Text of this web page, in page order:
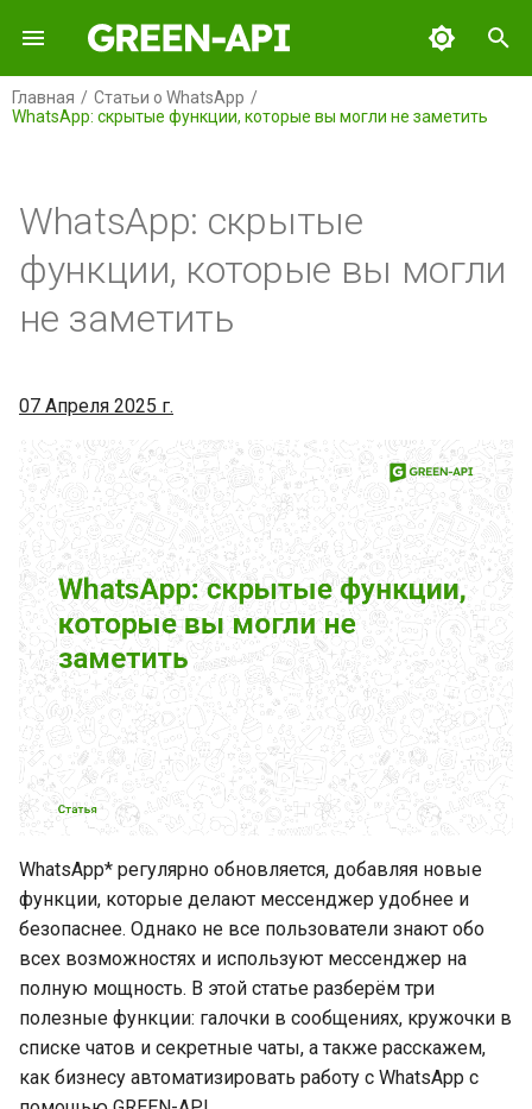
И
н
ц
л
з
и
я
п
о
и
к
Главная
Статьи о WhatsApp
WhatsApp: скрытые функции, которые вы могли не заметить
GREEN-API: WABA
GREEN-API: GPT
GREEN-API: MAX
GREEN-API: Marketing
GREEN-API: Telegram
Галочки в сообщениях: что
Кружочки в списке чатов:
что это и как включить?
Секретные чаты в
WhatsApp: что это и как
включить?
Скрытые сообщения: что
это и как они работают?
Заключение
WhatsApp: скрытые
функции, которые вы могли
не заметить
07 Апреля 2025 г.
WhatsApp* регулярно обновляется, добавляя новые
функции, которые делают мессенджер удобнее и
безопаснее. Однако не все пользователи знают обо
всех возможностях и используют мессенджер на
полную мощность. В этой статье разберём три
полезные функции: галочки в сообщениях, кружочки в
списке чатов и секретные чаты, а также расскажем,
как бизнесу автоматизировать работу с WhatsApp с